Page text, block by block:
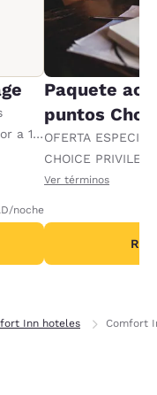
a 1-
/noche
Paquete
puntos
OFERTA
CHOICE
recompensas al
Ver términos
Inn hoteles Comfort